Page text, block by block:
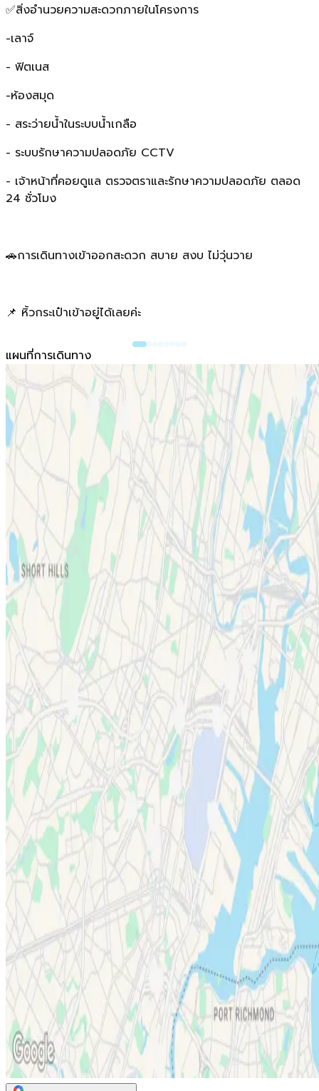
✅สิ่งอำนวยความสะดวกภายในโครงการ
-เลาจ์
- ฟิตเนส
-ห้องสมุด
- สระว่ายน้ำในระบบน้ำเกลือ
- ระบบรักษาความปลอดภัย CCTV
- เจ้าหน้าที่คอยดูแล ตรวจตราและรักษาความปลอดภัย ตลอด
24 ชั่วโมง
🚗การเดินทางเข้าออกสะดวก สบาย สงบ ไม่วุ่นวาย
📌 หิ้วกระเป๋าเข้าอยู่ได้เลยค่ะ
แผนที่การเดินทาง